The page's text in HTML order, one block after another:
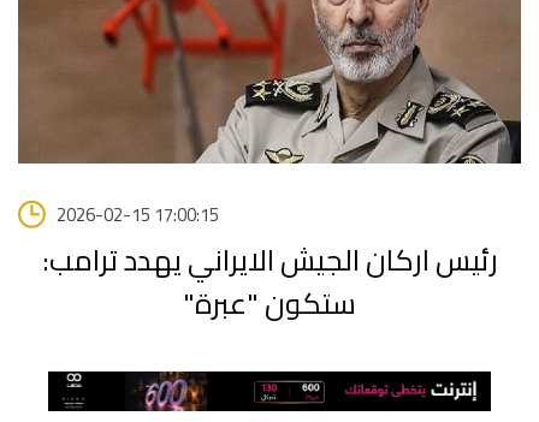
2026-02-15 17:00:15
رئيس اركان الجيش الايراني يهدد ترامب:
ستكون "عبرة"